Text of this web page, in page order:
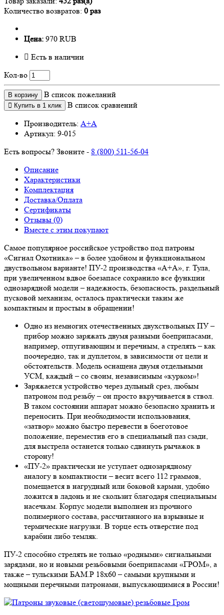
Количество возвратов: 0 раз
Цена: 970 RUB
Есть в наличии
Кол-во
В корзину В список пожеланий
Купить в 1 клик
В список сравнений
Производитель: А+А
Артикул: 9-015
Есть вопросы? Звоните - 8 (800) 511-56-04
Описание
Характеристики
Комплектация
Доставка/Оплата
Сертификаты
Отзывы (0)
Вместе с этим покупают
Самое популярное российское устройство под патроны
«Сигнал Охотника» – в более удобном и функциональном
двуствольном варианте! ПУ-2 производства «А+А», г. Тула,
при увеличенном вдвое боезапасе сохранило все функции
однозарядной модели – надежность, безопасность, раздельный
пусковой механизм, осталось практически таким же
компактным и простым в обращении!
Одно из немногих отечественных двухствольных ПУ –
прибор можно заряжать двумя разными боеприпасами,
например, отпугивающим и перечным, а стрелять – как
поочередно, так и дуплетом, в зависимости от цели и
обстоятельств. Модель оснащена двумя отдельными
УСМ, каждый – со своим, независимым «курком»!
Заряжается устройство через дульный срез, любым
патроном под резьбу – он просто вкручивается в ствол.
В таком состоянии аппарат можно безопасно хранить и
переносить. При необходимости использования,
«затвор» можно быстро перевести в боеготовое
положение, переместив его в специальный паз сзади,
для выстрела останется только сдвинуть рычажок в
сторону!
«ПУ-2» практически не уступает однозарядному
аналогу в компактности – весит всего 112 граммов,
помещается в нагрудный или боковой карман, удобно
ложится в ладонь и не скользит благодаря специальным
насечкам. Корпус модели выполнен из прочного
полимерного состава, рассчитанного на взрывные и
термические нагрузки. В торце есть отверстие под
карабин либо темляк.
ПУ-2 способно стрелять не только «родными» сигнальными
зарядами, но и новыми резьбовыми боеприпасами «ГРОМ», а
также – тульскими БАМ.Р 18х60 – самыми крупными и
мощными перечными патронами, выпускающимися в России!